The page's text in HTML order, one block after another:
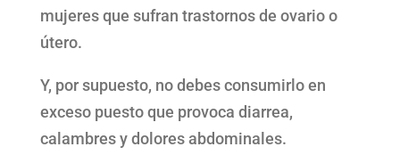
mujeres que sufran trastornos de ovario o
útero.
Y, por supuesto, no debes consumirlo en
exceso puesto que provoca diarrea,
calambres y dolores abdominales.